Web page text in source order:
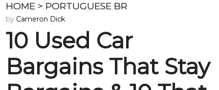
HOME > PORTUGUESE BR
by Cameron Dick
10 Used Car
Bargains That Stay